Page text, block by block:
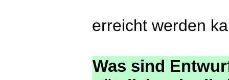
erreicht werden
Was sind